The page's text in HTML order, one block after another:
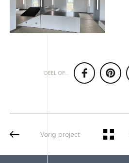
DEEL OP...
Vorig project